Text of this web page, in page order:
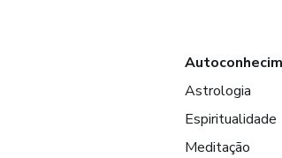
Astrologia
Espiritualidade
Meditação